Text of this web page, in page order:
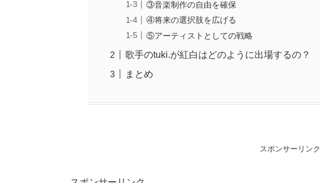
③音楽制作の自由を確保
④将来の選択肢を広げる
⑤アーティストとしての戦略
歌手のtuki.が紅白はどのように出場するの？
まとめ
スポンサーリンク